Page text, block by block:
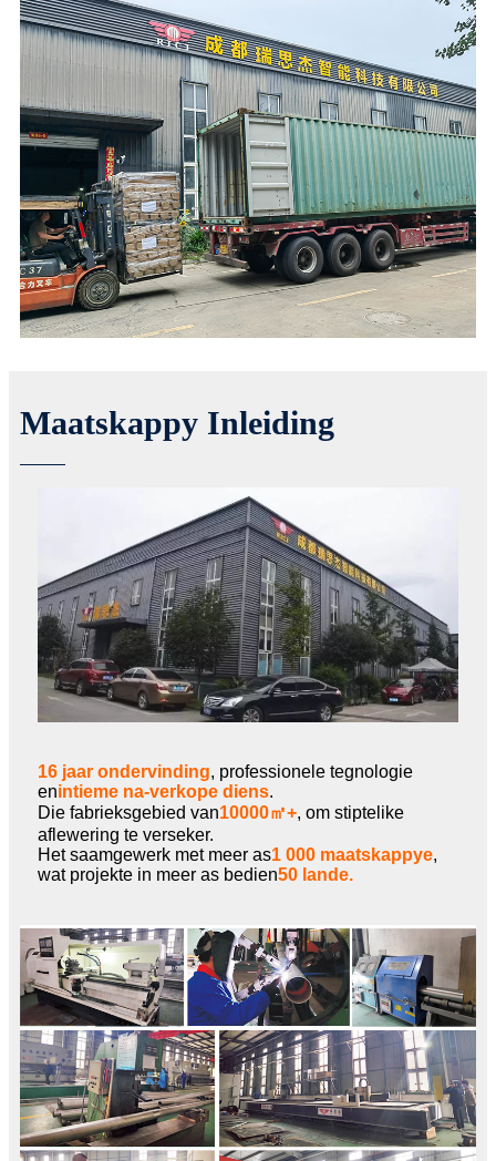
Maatskappy Inleiding
16 jaar ondervinding, professionele tegnologie
enintieme na-verkope diens.
Die fabrieksgebied van10000㎡+, om stiptelike
aflewering te verseker.
Het saamgewerk met meer as1 000 maatskappye,
wat projekte in meer as bedien50 lande.